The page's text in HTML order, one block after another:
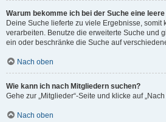
Warum bekomme ich bei der Suche eine
Deine Suche lieferte zu viele Ergebnisse, somit
verarbeiten. Benutze die erweiterte Suche und
ein oder beschränke die Suche auf
Nach oben
Wie kann ich nach Mitgliedern suchen?
Gehe zur „Mitglieder“-Seite und klicke auf
Nach oben